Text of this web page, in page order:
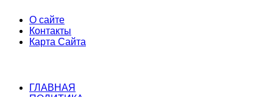
О сайте
Контакты
Карта Сайта
ГЛАВНАЯ